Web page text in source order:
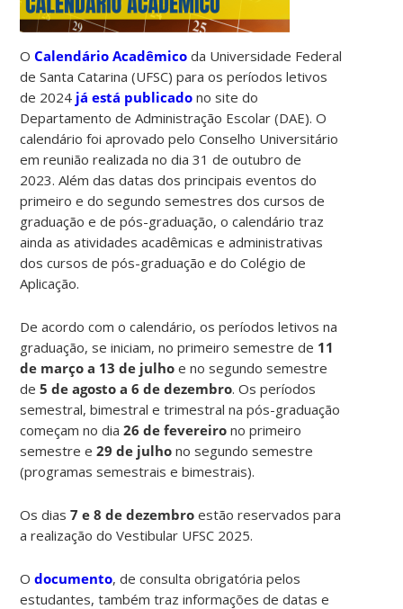
OCalendário Acadêmico da Universidade Federal
de Santa Catarina (UFSC) para os períodos letivos
de 2024 já está publicado no site do
Departamento de Administração Escolar (DAE). O
calendário foi aprovado pelo Conselho Universitário
em reunião realizada no dia 31 de outubro de
2023. Além das datas dos principais eventos do
primeiro e do segundo semestres dos cursos de
graduação e de pós-graduação, o calendário traz
ainda as atividades acadêmicas e administrativas
dos cursos de pós-graduação e do Colégio de
Aplicação.
De acordo com o calendário, os períodos letivos na
graduação, se iniciam, no primeiro semestre de 11
de março a 13 de julho e no segundo semestre
de 5 de agosto a 6 de dezembro. Os períodos
semestral, bimestral e trimestral na pós-graduação
começam no dia 26 de fevereiro no primeiro
semestre e 29 de julho no segundo semestre
(programas semestrais e bimestrais).
Os dias7 e 8 de dezembro estão reservados para
a realização do Vestibular UFSC 2025.
Odocumento, de consulta obrigatória pelos
estudantes, também traz informações de datas e